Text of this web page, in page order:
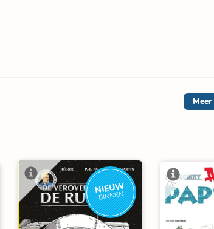
Meer
NIEUW
BINNEN